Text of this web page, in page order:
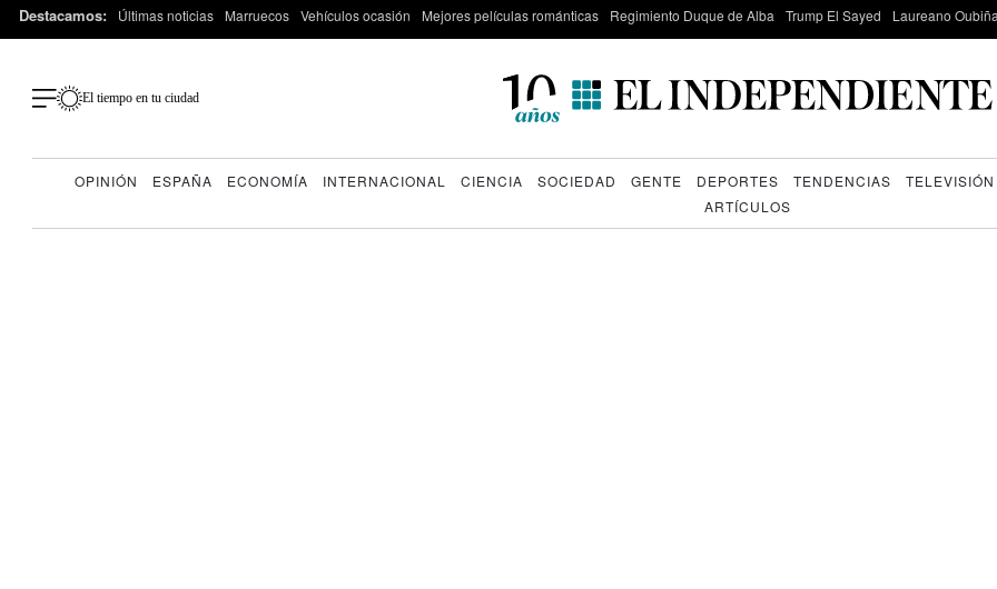
Destacamos: Últimas noticias Marruecos Vehículos ocasión Mejores películas románticas Regimiento Duque de Alba Trump El Sayed Laureano
El tiempo en tu ciudad
OPINIÓN ESPAÑA ECONOMÍA INTERNACIONAL CIENCIA SOCIEDAD GENTE DEPORTES TENDENCIAS
TELEVISIÓN
ARTÍCULOS